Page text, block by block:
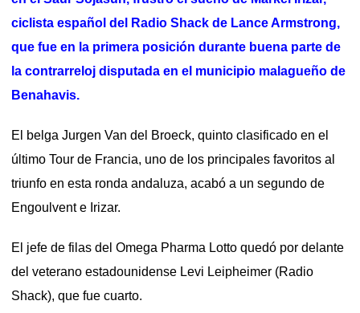
ciclista español del Radio Shack de Lance Armstrong,
que fue en la primera posición durante buena parte de
la contrarreloj disputada en el municipio malagueño de
Benahavis.
El belga Jurgen Van del Broeck, quinto clasificado en el
último Tour de Francia, uno de los principales favoritos al
triunfo en esta ronda andaluza, acabó a un segundo de
Engoulvent e Irizar.
El jefe de filas del Omega Pharma Lotto quedó por delante
del veterano estadounidense Levi Leipheimer (Radio
Shack), que fue cuarto.